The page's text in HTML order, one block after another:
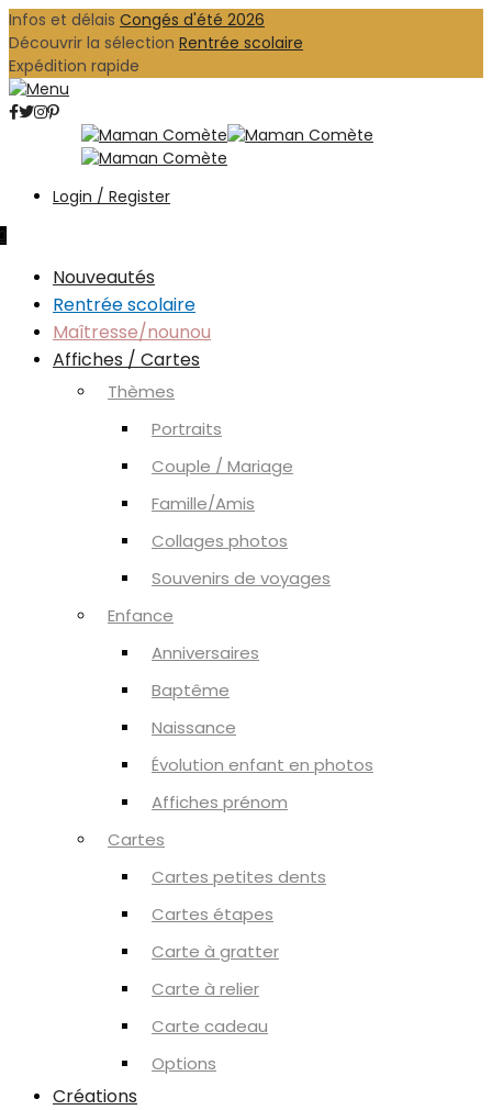
Infos et délais Congés d'été 2026
Découvrir la sélection Rentrée scolaire
Expédition rapide
Login / Register
Nouveautés
Rentrée scolaire
Maîtresse/nounou
Affiches / Cartes
Thèmes
Portraits
Couple / Mariage
Famille/Amis
Collages photos
Souvenirs de voyages
Enfance
Anniversaires
Baptême
Naissance
Évolution enfant en photos
Affiches prénom
Cartes
Cartes petites dents
Cartes étapes
Carte à gratter
Carte à relier
Carte cadeau
Options
Créations